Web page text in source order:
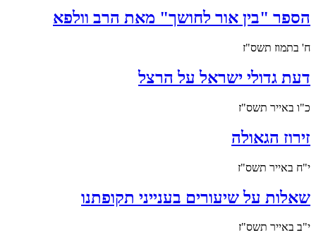
הספר "בין אור לחושך" מאת הרב וולפא
ח' בתמוז תשס"ז
דעת גדולי ישראל על הרצל
כ"ו באייר תשס"ז
זירוז הגאולה
י"ח באייר תשס"ז
שאלות על שיעורים בענייני תקופתנו
י"ב באייר תשס"ז